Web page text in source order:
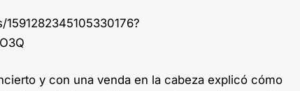
y con una venda en la cabeza explicó cómo